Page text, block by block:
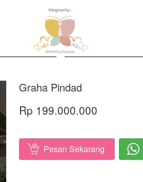
Graha Pindad
Rp 199.000.000
` Pesan Sekarang `